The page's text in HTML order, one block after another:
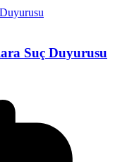
Suç Duyurusu